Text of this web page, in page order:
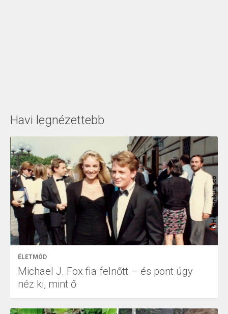
Havi legnézettebb
ÉLETMÓD
Michael J. Fox fia felnőtt – és pont úgy
néz ki, mint ő